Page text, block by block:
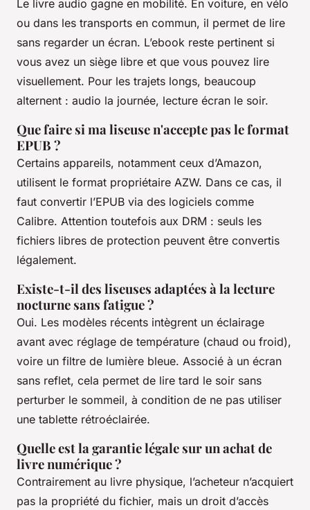
Le livre audio gagne en mobilité. En voiture, en vélo
ou dans les transports en commun, il permet de lire
sans regarder un écran. L’ebook reste pertinent si
vous avez un siège libre et que vous pouvez lire
visuellement. Pour les trajets longs, beaucoup
alternent : audio la journée, lecture écran le soir.
Que faire si ma liseuse n'accepte pas le format
EPUB ?
Certains appareils, notamment ceux d’Amazon,
utilisent le format propriétaire AZW. Dans ce cas, il
faut convertir l’EPUB via des logiciels comme
Calibre. Attention toutefois aux DRM : seuls les
fichiers libres de protection peuvent être convertis
légalement.
Existe-t-il des liseuses adaptées à la lecture
nocturne sans fatigue ?
Oui. Les modèles récents intègrent un éclairage
avant avec réglage de température (chaud ou froid),
voire un filtre de lumière bleue. Associé à un écran
sans reflet, cela permet de lire tard le soir sans
perturber le sommeil, à condition de ne pas utiliser
une tablette rétroéclairée.
Quelle est la garantie légale sur un achat de
livre numérique ?
Contrairement au livre physique, l’acheteur n’acquiert
pas la propriété du fichier, mais un droit d’accès